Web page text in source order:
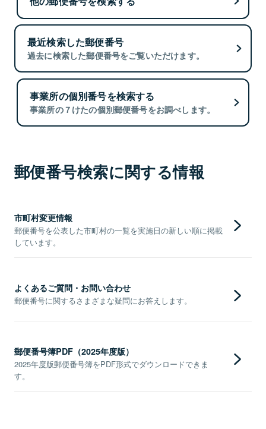
最近検索した郵便番号
過去に検索した郵便番号をご覧いただけます。
事業所の個別番号を検索する
事業所の７けたの個別郵便番号をお調べします。
郵便番号検索に関する情報
市町村変更情報
郵便番号を公表した市町村の一覧を実施日の新しい順に掲載
しています。
よくあるご質問・お問い合わせ
郵便番号に関するさまざまな疑問にお答えします。
郵便番号簿PDF（2025年度版）
2025年度版郵便番号簿をPDF形式でダウンロードできま
す。